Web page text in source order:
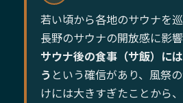
若い頃から各地のサウナを
長野のサウナの開放感に影
サウナ後の食事（サ飯）に
う という確信があり、風祭
けには大きすぎたことから